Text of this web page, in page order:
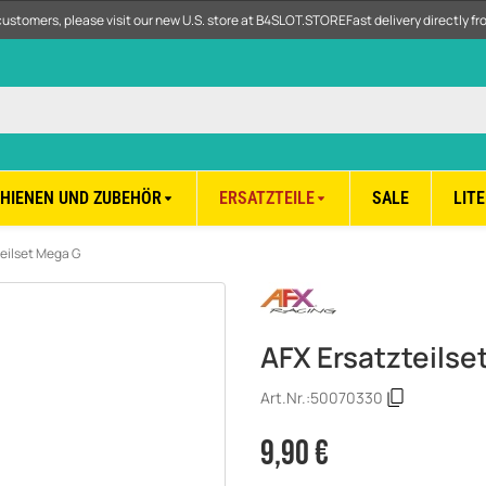
please visit our new U.S. store at B4SLOT.STOREFast delivery directly
UND ZUBEHÖR ERSATZTEILE SALE
Mega G
AFX
Art.Nr.:50070330
9,90 €